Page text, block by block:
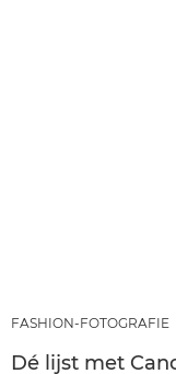
FASHION-FOTOGRAFIE
Dé lijst met